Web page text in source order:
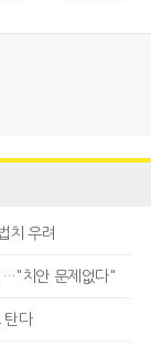
치 우려
…"치안 문제없다"
탄다